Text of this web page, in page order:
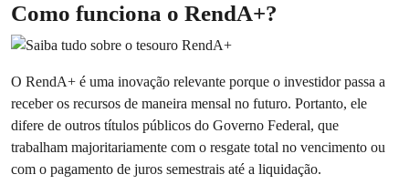
Como funciona o RendA+?
O RendA+ é uma inovação relevante porque o investidor passa a
receber os recursos de maneira mensal no futuro. Portanto, ele
difere de outros títulos públicos do Governo Federal, que
trabalham majoritariamente com o resgate total no vencimento ou
com o pagamento de juros semestrais até a liquidação.